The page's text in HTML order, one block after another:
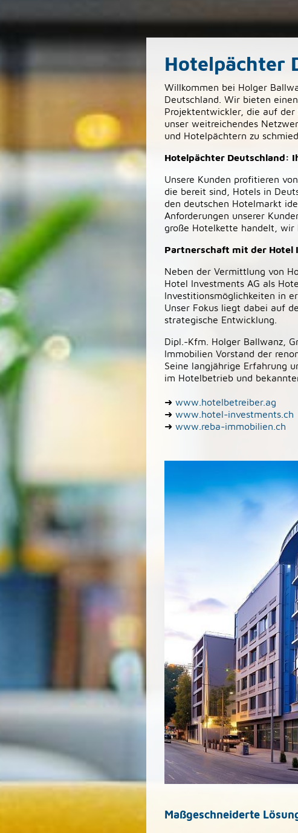
Hotelpächter
Willkommen bei Holger
Deutschland. Wir bieten
Projektentwickler, die auf der
unser weitreichendes
und Hotelpächtern zu
Hotelpächter Deutschland:
Unsere Kunden profitieren
die bereit sind, Hotels in
den deutschen Hotelmarkt
Anforderungen unserer
große Hotelkette handelt, wir
Partnerschaft mit der Hotel
Neben der Vermittlung von
Hotel Investments AG als
Investitionsmöglichkeiten in
Unser Fokus liegt dabei auf
strategische Entwicklung.
Dipl.-Kfm. Holger Ballwanz,
Immobilien Vorstand der
Seine langjährige Erfahrung
im Hotelbetrieb und
➜ www.hotelbetreiber.ag
➜ www.hotel-investments.ch
➜ www.reba-immobilien.ch
Maßgeschneiderte